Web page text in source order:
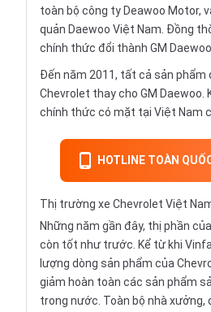
toàn bộ công ty Deawoo Motor,
quản Daewoo Việt Nam. Đồng
chính thức đổi thành GM
Đến năm 2011, tất cả sản phẩm
Chevrolet thay cho GM Daewoo.
chính thức có mặt tại Việt Nam
HOTLINE TOÀN
Thị trường xe Chevrolet Việt
Những năm gần đây, thị phần
còn tốt như trước. Kể từ khi
lượng dòng sản phẩm của
giảm hoàn toàn các sản phẩm
trong nước. Toàn bộ nhà xưởng,